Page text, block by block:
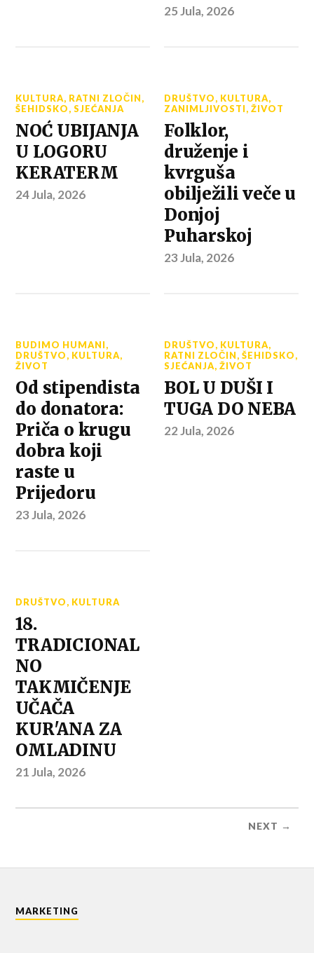
25 Jula, 2026
KULTURA, RATNI ZLOČIN,
ŠEHIDSKO,SJEĆANJA
NOĆ UBIJANJA
U LOGORU
KERATERM
24 Jula, 2026
DRUŠTVO, KULTURA,
ZANIMLJIVOSTI,ŽIVOT
Folklor,
druženje i
kvrguša
obilježili veče u
Donjoj
Puharskoj
23 Jula, 2026
BUDIMO HUMANI,
DRUŠTVO, KULTURA,
ŽIVOT
Od stipendista
do donatora:
Priča o krugu
dobra koji
raste u
Prijedoru
23 Jula, 2026
DRUŠTVO, KULTURA,
RATNI ZLOČIN,ŠEHIDSKO,
SJEĆANJA,ŽIVOT
BOL U DUŠI I
TUGA DO NEBA
22 Jula, 2026
DRUŠTVO, KULTURA
18.
TRADICIONAL
NO
TAKMIČENJE
UČAČA
KUR'ANA ZA
OMLADINU
21 Jula, 2026
NEXT →
MARKETING